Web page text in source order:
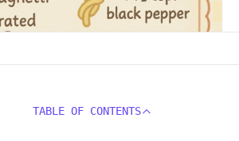
TABLE OF CONTENTS